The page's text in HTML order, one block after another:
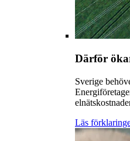
Därför
Sverige
Läs